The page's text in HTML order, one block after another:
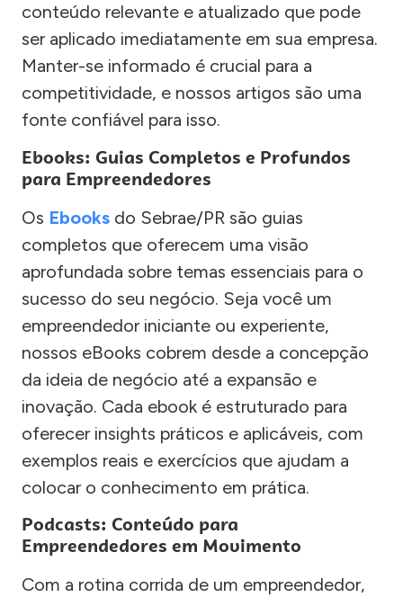
conteúdo relevante e atualizado que pode
ser aplicado imediatamente em sua empresa.
Manter-se informado é crucial para a
competitividade, e nossos artigos são uma
fonte confiável para isso.
Ebooks: Guias Completos e Profundos
para Empreendedores
Os Ebooks do Sebrae/PR são guias
completos que oferecem uma visão
aprofundada sobre temas essenciais para o
sucesso do seu negócio. Seja você um
empreendedor iniciante ou experiente,
nossos eBooks cobrem desde a concepção
da ideia de negócio até a expansão e
inovação. Cada ebook é estruturado para
oferecer insights práticos e aplicáveis, com
exemplos reais e exercícios que ajudam a
colocar o conhecimento em prática.
Podcasts: Conteúdo para
Empreendedores em Movimento
Com a rotina corrida de um empreendedor,